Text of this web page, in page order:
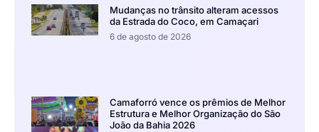
Mudanças no trânsito alteram acessos
da Estrada do Coco, em Camaçari
6 de agosto de 2026
Camaforró vence os prêmios de Melhor
Estrutura e Melhor Organização do São
João da Bahia 2026